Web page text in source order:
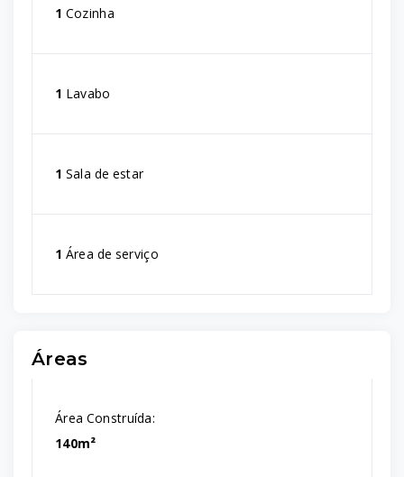
1 Cozinha
1 Lavabo
1 Sala de estar
1 Área de serviço
Áreas
Área Construída:
140m²